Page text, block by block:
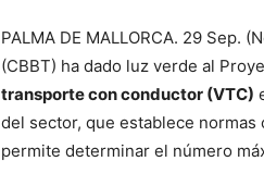
PALMA DE MALLORCA. 29 Sep.
(CBBT) ha dado luz verde al
transporte con conductor (VTC)
del sector, que establece
permite determinar el número